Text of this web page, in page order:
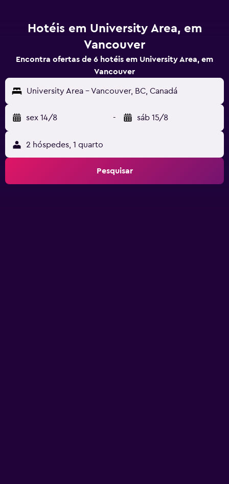
Hotéis em University Area, em
Vancouver
Encontra ofertas de 6 hotéis em University Area, em
Vancouver
University Area - Vancouver, BC, Canadá
sex 14/8 - sáb 15/8
2 hóspedes, 1 quarto
Pesquisar